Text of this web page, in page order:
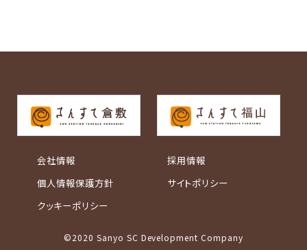
会社情報
個人情報保護方針
クッキーポリシー
採用情報
サイトポリシー
©2020 Sanyo SC Development Company